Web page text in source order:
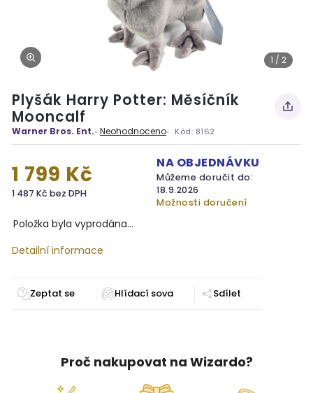
1 / 2
Plyšák Harry Potter: Měsíčník
Mooncalf
Warner Bros. Ent. Neohodnoceno Kód: 8162
1 799 Kč
1 487 Kč bez DPH
NA OBJEDNÁVKU
Můžeme doručit do:
18.9.2026
Možnosti doručení
Položka byla vyprodána…
Detailní informace
Zeptat se Sdílet
Proč nakupovat na Wizardo?